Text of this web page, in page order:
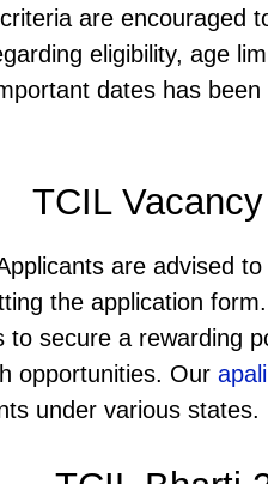
are encouraged
eligibility, age
dates has
TCIL
are advised
the application
to secure a rewarding
opportunities. Our
under various states.